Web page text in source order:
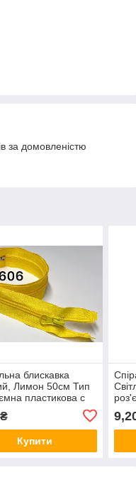
за домовленістю
блискавка
Лимон 50см Тип
пластикова с
Купити